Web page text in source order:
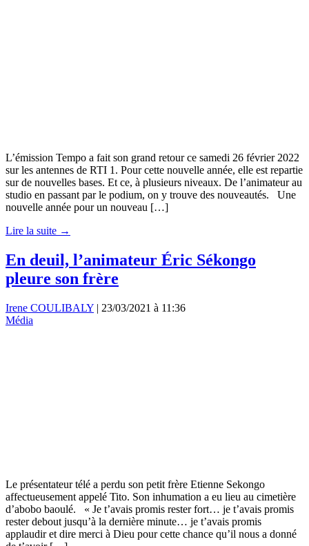
L’émission Tempo a fait son grand retour ce samedi 26 février 2022
sur les antennes de RTI 1. Pour cette nouvelle année, elle est repartie
sur de nouvelles bases. Et ce, à plusieurs niveaux. De l’animateur au
studio en passant par le podium, on y trouve des nouveautés. Une
nouvelle année pour un nouveau […]
Lire la suite →
En deuil, l’animateur Éric Sékongo
pleure son frère
Irene COULIBALY | 23/03/2021 à 11:36
Média
Le présentateur télé a perdu son petit frère Etienne Sekongo
affectueusement appelé Tito. Son inhumation a eu lieu au cimetière
d’abobo baoulé. « Je t’avais promis rester fort… je t’avais promis
rester debout jusqu’à la dernière minute… je t’avais promis
applaudir et dire merci à Dieu pour cette chance qu’il nous a donné